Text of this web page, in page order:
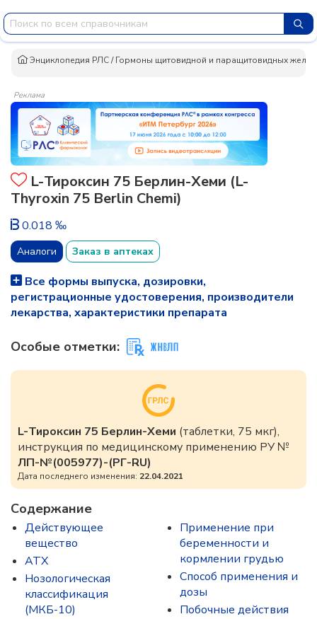
Энциклопедия РЛС/Гормоны щитовидной и паращитовидных
Реклама
L-Тироксин 75 Берлин-Хеми (L-
Thyroxin 75 Berlin Chemi)
0.018 ‰
Аналоги Заказ в аптеках
Все формы выпуска, дозировки,
регистрационные удостоверения, производители
лекарства, характеристики препарата
Особые отметки:
L-Тироксин 75 Берлин-Хеми (таблетки, 75 мкг),
инструкция по медицинскому применению РУ №
ЛП-№(005977)-(РГ-RU)
Дата последнего изменения: 22.04.2021
Содержание
Действующее
вещество
ATX
Нозологическая
классификация
(МКБ-10)
Применение при
беременности и
кормлении грудью
Способ применения и
дозы
Побочные действия